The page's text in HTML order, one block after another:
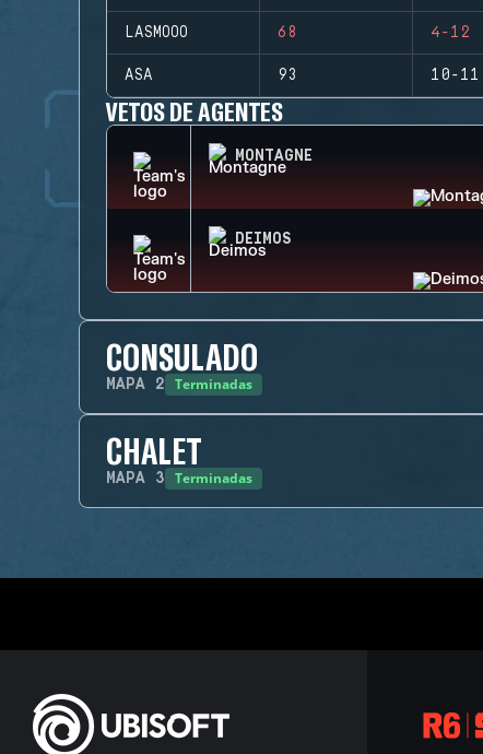
LASMOOO 68 4-12
ASA 93 10-
VETOS DE AGENTES
MONTAGNE
DEIMOS
CONSULADO
MAPA 2 Terminadas
CHALET
MAPA 3 Terminadas